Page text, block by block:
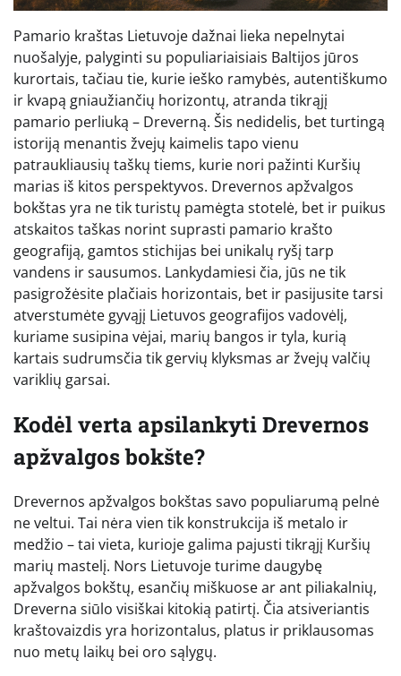
Pamario kraštas Lietuvoje dažnai lieka nepelnytai
nuošalyje, palyginti su populiariaisiais Baltijos jūros
kurortais, tačiau tie, kurie ieško ramybės, autentiškumo
ir kvapą gniaužiančių horizontų, atranda tikrąjį
pamario perliuką – Dreverną. Šis nedidelis, bet turtingą
istoriją menantis žvejų kaimelis tapo vienu
patraukliausių taškų tiems, kurie nori pažinti Kuršių
marias iš kitos perspektyvos. Drevernos apžvalgos
bokštas yra ne tik turistų pamėgta stotelė, bet ir puikus
atskaitos taškas norint suprasti pamario krašto
geografiją, gamtos stichijas bei unikalų ryšį tarp
vandens ir sausumos. Lankydamiesi čia, jūs ne tik
pasigrožėsite plačiais horizontais, bet ir pasijusite tarsi
atverstumėte gyvąjį Lietuvos geografijos vadovėlį,
kuriame susipina vėjai, marių bangos ir tyla, kurią
kartais sudrumsčia tik gervių klyksmas ar žvejų valčių
variklių garsai.
Kodėl verta apsilankyti Drevernos
apžvalgos bokšte?
Drevernos apžvalgos bokštas savo populiarumą pelnė
ne veltui. Tai nėra vien tik konstrukcija iš metalo ir
medžio – tai vieta, kurioje galima pajusti tikrąjį Kuršių
marių mastelį. Nors Lietuvoje turime daugybę
apžvalgos bokštų, esančių miškuose ar ant piliakalnių,
Dreverna siūlo visiškai kitokią patirtį. Čia atsiveriantis
kraštovaizdis yra horizontalus, platus ir priklausomas
nuo metų laikų bei oro sąlygų.